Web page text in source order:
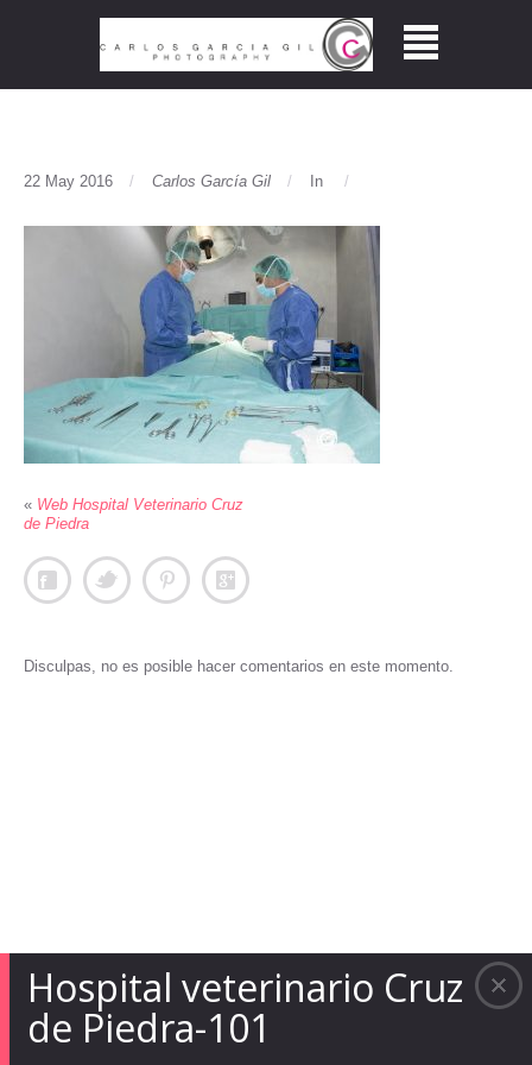
Hospital veterinario Cruz
de Piedra-101
22 May 2016 Carlos García Gil In
« Web Hospital Veterinario Cruz
de Piedra
Disculpas, no es posible hacer comentarios en este momento.